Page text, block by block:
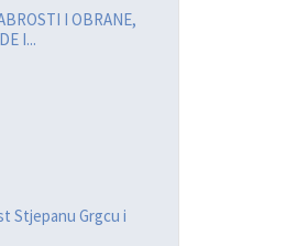
I OBRANE,
I...
Stjepanu Grgcu i